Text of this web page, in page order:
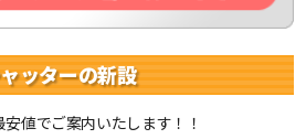
ッターの新設
値でご案内いたします！！